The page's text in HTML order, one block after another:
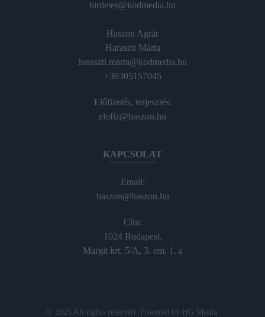
hirdetes@kodmedia.hu
Haszon Agrár
Haraszti Márta
haraszti.marta@kodmedia.hu
+36305157045
Előfizetés, terjesztés:
elofiz@haszon.hu
KAPCSOLAT
Email:
haszon@haszon.hu
Cím:
1024 Budapest,
Margit krt. 5/A, 3. em. 1. a
© 2025 All rights reserved. Powered by HG Media